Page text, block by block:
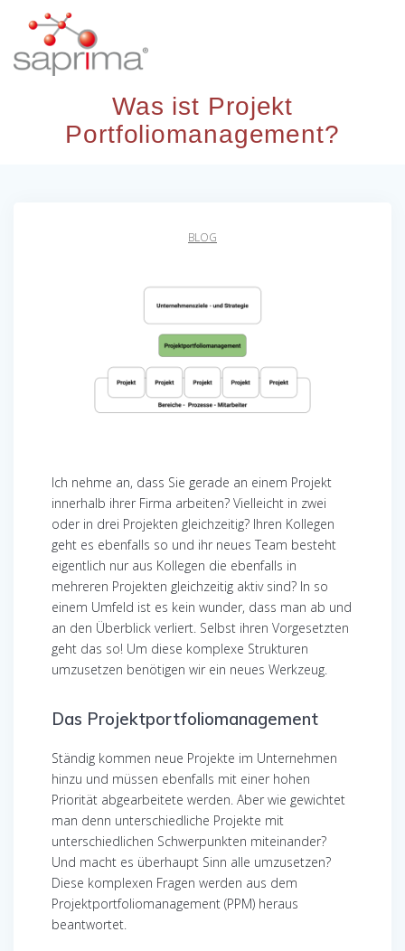
Was ist Projekt
Portfoliomanagement?
BLOG
Ich nehme an, dass Sie gerade an einem Projekt
innerhalb ihrer Firma arbeiten? Vielleicht in zwei
oder in drei Projekten gleichzeitig? Ihren Kollegen
geht es ebenfalls so und ihr neues Team besteht
eigentlich nur aus Kollegen die ebenfalls in
mehreren Projekten gleichzeitig aktiv sind? In so
einem Umfeld ist es kein wunder, dass man ab und
an den Überblick verliert. Selbst ihren Vorgesetzten
geht das so! Um diese komplexe Strukturen
umzusetzen benötigen wir ein neues Werkzeug.
Das Projektportfoliomanagement
Ständig kommen neue Projekte im Unternehmen
hinzu und müssen ebenfalls mit einer hohen
Priorität abgearbeitete werden. Aber wie gewichtet
man denn unterschiedliche Projekte mit
unterschiedlichen Schwerpunkten miteinander?
Und macht es überhaupt Sinn alle umzusetzen?
Diese komplexen Fragen werden aus dem
Projektportfoliomanagement (PPM) heraus
beantwortet.